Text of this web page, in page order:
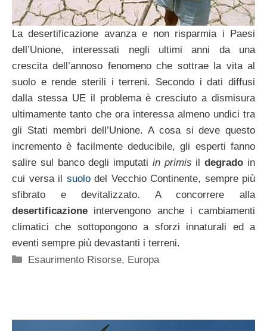
La desertificazione avanza e non risparmia i Paesi
dell’Unione, interessati negli ultimi anni da una
crescita dell’annoso fenomeno che sottrae la vita al
suolo e rende sterili i terreni. Secondo i dati diffusi
dalla stessa UE il problema è cresciuto a dismisura
ultimamente tanto che ora interessa almeno undici tra
gli Stati membri dell’Unione. A cosa si deve questo
incremento è facilmente deducibile, gli esperti fanno
salire sul banco degli imputati in primis ildegrado in
cui versa il suolodel Vecchio Continente, sempre più
sfibrato e devitalizzato. A concorrere alla
desertificazione intervengono anche i cambiamenti
climatici che sottopongono a sforzi innaturali ed a
eventi sempre più devastanti i terreni.
Categorie
Esaurimento Risorse, Europa